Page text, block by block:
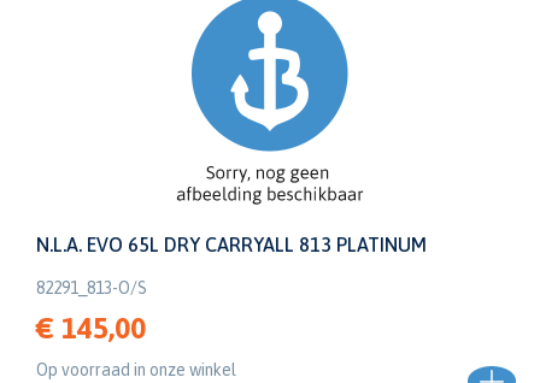
N.L.A. EVO 65L DRY CARRYALL 813 PLATINUM
82291_813-O/S
€ 145,00
Op voorraad in onze winkel